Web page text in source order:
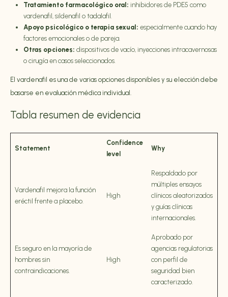
Tratamiento farmacológico oral: inhibidores de PDE5 como
vardenafil, sildenafil o tadalafil.
Apoyo psicológico o terapia sexual: especialmente cuando hay
factores emocionales o de pareja.
Otras opciones: dispositivos de vacío, inyecciones intracavernosas
o cirugía en casos seleccionados.
El vardenafil es una de varias opciones disponibles y su elección debe
basarse en evaluación médica individual.
Tabla resumen de evidencia
Statement
Confidence
level
Why
Vardenafil mejora la función
eréctil frente a placebo.
High
Respaldado por
múltiples ensayos
clínicos aleatorizados
y guías clínicas
internacionales.
Es seguro en la mayoría de
hombres sin
contraindicaciones.
High
Aprobado por
agencias regulatorias
con perfil de
seguridad bien
caracterizado.